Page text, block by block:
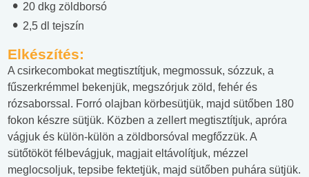
20 dkg zöldborsó
2,5 dl tejszín
Elkészítés:
A csirkecombokat megtisztítjuk, megmossuk, sózzuk, a
fűszerkrémmel bekenjük, megszórjuk zöld, fehér és
rózsaborssal. Forró olajban körbesütjük, majd sütőben 180
fokon készre sütjük. Közben a zellert megtisztítjuk, apróra
vágjuk és külön-külön a zöldborsóval megfőzzük. A
sütőtököt félbevágjuk, magjait eltávolítjuk, mézzel
meglocsoljuk, tepsibe fektetjük, majd sütőben puhára sütjük.